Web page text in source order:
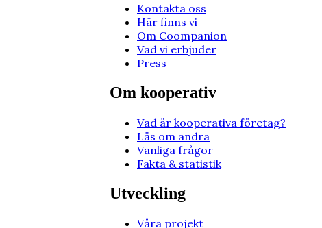
Kontakta oss
Här finns vi
Om Coompanion
Vad vi erbjuder
Press
Om kooperativ
Vad är kooperativa företag?
Läs om andra
Vanliga frågor
Fakta & statistik
Utveckling
Våra projekt